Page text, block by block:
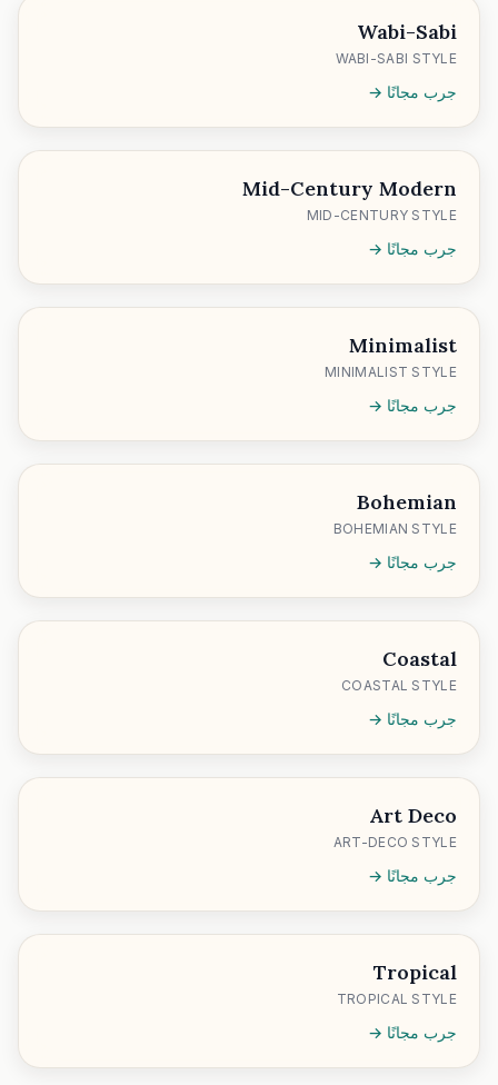
Wabi-Sabi
WABI-SABI STYLE
جرب مجانًا →
Mid-Century Modern
MID-CENTURY STYLE
جرب مجانًا →
Minimalist
MINIMALIST STYLE
جرب مجانًا →
Bohemian
BOHEMIAN STYLE
جرب مجانًا →
Coastal
COASTAL STYLE
جرب مجانًا →
Art Deco
ART-DECO STYLE
جرب مجانًا →
Tropical
TROPICAL STYLE
جرب مجانًا →